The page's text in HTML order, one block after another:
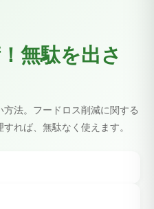
無駄を出さ
法。フードロス削減に関する
れば、無駄なく使えます。